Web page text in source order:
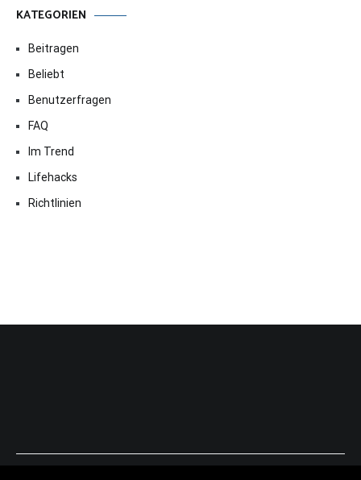
KATEGORIEN
Beitragen
Beliebt
Benutzerfragen
FAQ
Im Trend
Lifehacks
Richtlinien